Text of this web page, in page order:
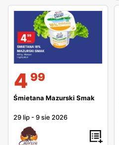
4 99
Śmietana Mazurski Smak
29 lip -9 sie 2026